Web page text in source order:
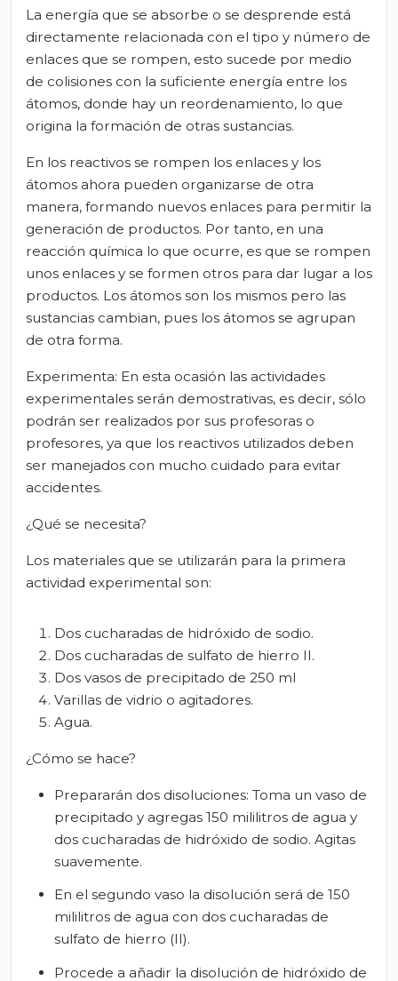
La energía que se absorbe o se desprende está
directamente relacionada con el tipo y número de
enlaces que se rompen, esto sucede por medio
de colisiones con la suficiente energía entre los
átomos, donde hay un reordenamiento, lo que
origina la formación de otras sustancias.
En los reactivos se rompen los enlaces y los
átomos ahora pueden organizarse de otra
manera, formando nuevos enlaces para permitir la
generación de productos. Por tanto, en una
reacción química lo que ocurre, es que se rompen
unos enlaces y se formen otros para dar lugar a los
productos. Los átomos son los mismos pero las
sustancias cambian, pues los átomos se agrupan
de otra forma.
Experimenta: En esta ocasión las actividades
experimentales serán demostrativas, es decir, sólo
podrán ser realizados por sus profesoras o
profesores, ya que los reactivos utilizados deben
ser manejados con mucho cuidado para evitar
accidentes.
¿Qué se necesita?
Los materiales que se utilizarán para la primera
actividad experimental son:
Dos cucharadas de hidróxido de sodio.
Dos cucharadas de sulfato de hierro II.
Dos vasos de precipitado de 250 ml
Varillas de vidrio o agitadores.
Agua.
¿Cómo se hace?
Prepararán dos disoluciones: Toma un vaso de
precipitado y agregas 150 mililitros de agua y
dos cucharadas de hidróxido de sodio. Agitas
suavemente.
En el segundo vaso la disolución será de 150
mililitros de agua con dos cucharadas de
sulfato de hierro (II).
Procede a añadir la disolución de hidróxido de